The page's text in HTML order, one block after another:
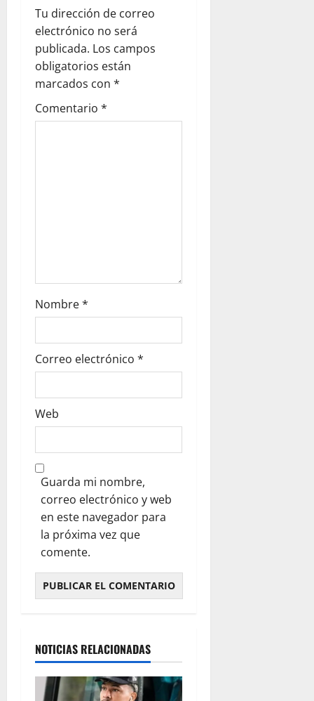
Tu dirección de correo
electrónico no será
publicada. Los campos
obligatorios están
marcados con *
Comentario *
Nombre*
Correo electrónico *
Web
Guarda mi nombre,
correo electrónico y web
en este navegador para
la próxima vez que
comente.
NOTICIAS RELACIONADAS